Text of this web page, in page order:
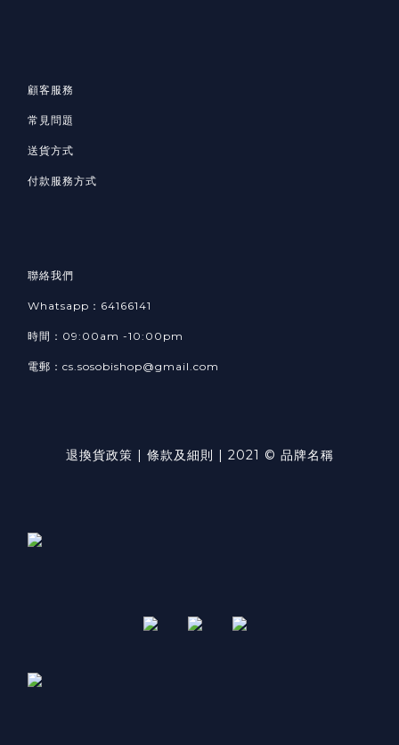
顧客服務
常見問題
送貨方式
付款服務方式
聯絡我們
Whatsapp：64166141
時間：09:00am -10:00pm
電郵：cs.sosobishop@gmail.com
退換貨政策 | 條款及細則 | 2021 © 品牌名稱